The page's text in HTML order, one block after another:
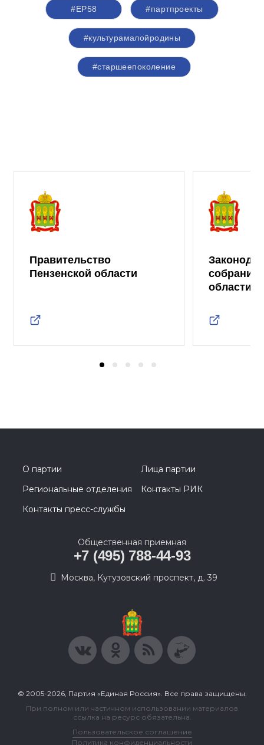
#ЕР58 #партпроекты
#культурамалойродины
#старшеепоколение
Правительство
Пензенской области
собрание
области
О партии
Лица партии
Региональные отделения
Контакты РИК
Контакты пресс-службы
Общественная приемная
+7 (495) 788-44-93
Москва, Кутузовский проспект, д. 39
© 2005-2026, Партия «Единая Россия». Все права защищены.
При полном или частичном использовании материалов
ссылка на ресурс обязательна.
Пользовательское соглашение
Политика конфиденциальности